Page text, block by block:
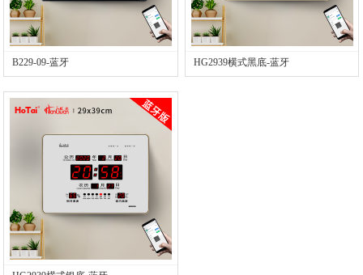
B229-09-蓝牙 HG2939横式黑底-蓝牙